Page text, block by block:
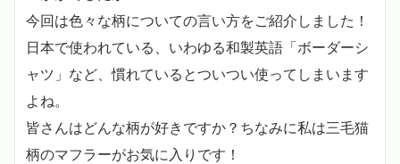
今回は色々な柄についての言い方をご紹介しました！
日本で使われている、いわゆる和製英語「ボーダーシ
ャツ」など、慣れているとついつい使ってしまいます
よね。
皆さんはどんな柄が好きですか？ちなみに私は三毛猫
柄のマフラーがお気に入りです！